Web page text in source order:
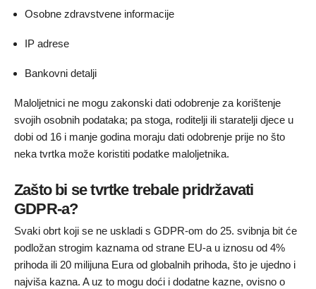
Osobne zdravstvene informacije
IP adrese
Bankovni detalji
Maloljetnici ne mogu zakonski dati odobrenje za korištenje
svojih osobnih podataka; pa stoga, roditelji ili staratelji djece u
dobi od 16 i manje godina moraju dati odobrenje prije no što
neka tvrtka može koristiti podatke maloljetnika.
Zašto bi se tvrtke trebale pridržavati
GDPR-a?
Svaki obrt koji se ne uskladi s GDPR-om do 25. svibnja bit će
podložan strogim kaznama od strane EU-a u iznosu od 4%
prihoda ili 20 milijuna Eura od globalnih prihoda, što je ujedno i
najviša kazna. A uz to mogu doći i dodatne kazne, ovisno o